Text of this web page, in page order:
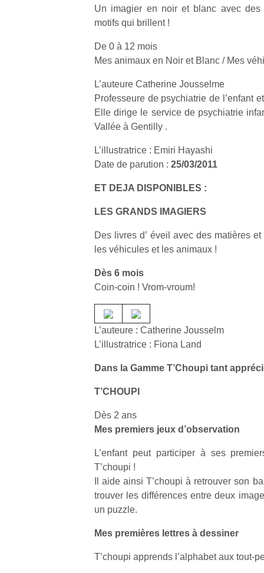
Un imagier en noir et blanc avec
motifs qui brillent !
De 0 à 12 mois
Mes animaux en Noir et Blanc / Mes
L’auteure Catherine Jousselme
Professeure de psychiatrie de l’enfant
Elle dirige le service de psychiatrie
Vallée à Gentilly .
L’illustratrice : Emiri Hayashi
Date de parution : 25/03/2011
ET DEJA DISPONIBLES :
LES GRANDS IMAGIERS
Des livres d’ éveil avec des matières
les véhicules et les animaux !
Dès 6 mois
Coin-coin ! Vrom-vroum!
L’auteure : Catherine Jousselm
L’illustratrice : Fiona Land
Dans la Gamme T’Choupi tant
T’CHOUPI
Dès 2 ans
Mes premiers jeux d’observation
L’enfant peut participer à ses
T’choupi !
Il aide ainsi T’choupi à retrouver son
trouver les différences entre deux
un puzzle.
Mes premières lettres à dessiner
T’choupi apprends l’alphabet aux tout-